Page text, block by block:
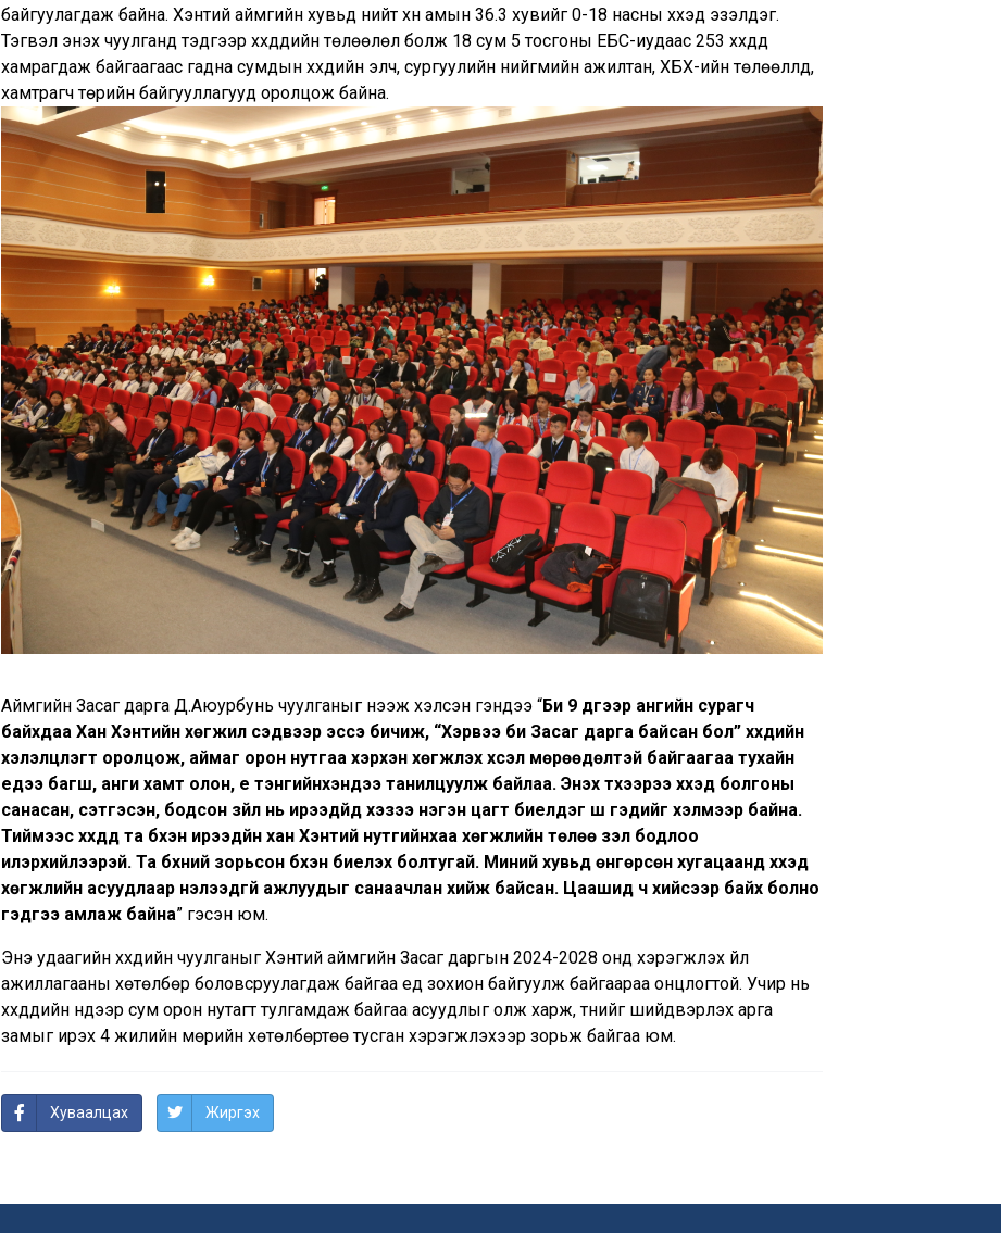
байгуулагдаж байна. Хэнтий аймгийн хувьд нийт хүн амын 36.3 хувийг 0-18 насны хүүхэд эзэлдэг.
Тэгвэл энэхүү чуулганд тэдгээр хүүхдүүдийн төлөөлөл болж 18 сум 5 тосгоны ЕБС-иудаас 253 хүүхдүүд
хамрагдаж байгаагаас гадна сумдын хүүхдийн элч, сургуулийн нийгмийн ажилтан, ХБХ-ийн төлөөллүүд,
хамтрагч төрийн байгууллагууд оролцож байна.
Аймгийн Засаг дарга Д.Аюурбунь чуулганыг нээж хэлсэн үгэндээ “Би 9 дүгээр ангийн сурагч
байхдаа Хан Хэнтийн хөгжил сэдвээр эссэ бичиж, “Хэрвээ би Засаг дарга байсан бол” хүүхдийн
хэлэлцүүлэгт оролцож, аймаг орон нутгаа хэрхэн хөгжүүлэх хүсэл мөрөөдөлтэй байгаагаа тухайн
үедээ багш, анги хамт олон, үе тэнгийнхэндээ танилцуулж байлаа. Энэхүү түүхээрээ хүүхэд болгоны
санасан, сэтгэсэн, бодсон зүйл нь ирээдүйд хэзээ нэгэн цагт биелдэг шүү гэдийг хэлмээр байна.
Тиймээс хүүхдүүд та бүхэн ирээдүйн хан Хэнтий нутгийнхаа хөгжлийн төлөө үзэл бодлоо
илэрхийлээрэй. Та бүхний зорьсон бүхэн биелэх болтугай. Миний хувьд өнгөрсөн хугацаанд хүүхэд
хөгжлийн асуудлаар нэлээдгүй ажлуудыг санаачлан хийж байсан. Цаашид ч хийсээр байх болно
гэдгээ амлаж байна” гэсэн юм.
Энэ удаагийн хүүхдийн чуулганыг Хэнтий аймгийн Засаг даргын 2024-2028 онд хэрэгжүүлэх үйл
ажиллагааны хөтөлбөр боловсруулагдаж байгаа үед зохион байгуулж байгаараа онцлогтой. Учир нь
хүүхдүүдийн нүдээр сум орон нутагт тулгамдаж байгаа асуудлыг олж харж, түүнийг шийдвэрлэх арга
замыг ирэх 4 жилийн мөрийн хөтөлбөртөө тусган хэрэгжүүлэхээр зорьж байгаа юм.
Хуваалцах Жиргэх